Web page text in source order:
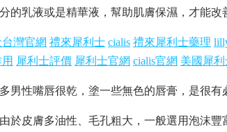
的乳液或是精華液，幫助肌膚保濕，才能改
灣官網 禮來犀利士 cialis 禮來犀利士藥理
犀利士評價 犀利士官網 cialis官網 美國犀利
性嘴唇很乾，塗一些無色的唇膏，是很有
皮膚多油性、毛孔粗大，一般選用泡沫豐